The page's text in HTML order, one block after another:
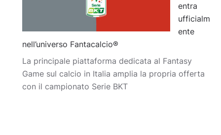
entra
ufficialm
ente
nell’universo Fantacalcio®
La principale piattaforma dedicata al Fantasy
Game sul calcio in Italia amplia la propria offerta
con il campionato Serie BKT